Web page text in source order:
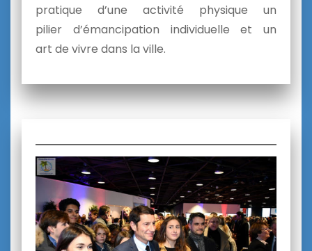
pratique d’une activité physique un
pilier d’émancipation individuelle et un
art de vivre dans la ville.